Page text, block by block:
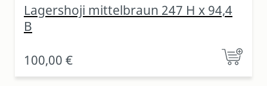
Lagershoji mittelbraun 247 H x 94,4
B
100,00 €